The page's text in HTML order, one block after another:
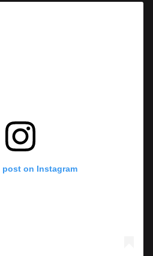
post on Instagram